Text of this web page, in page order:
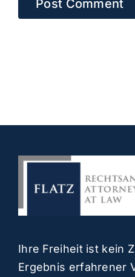
Ihre Freiheit ist kein
Ergebnis erfahrener